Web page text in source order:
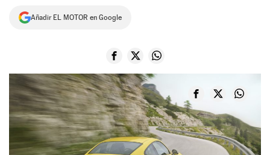
Añadir EL MOTOR en Google